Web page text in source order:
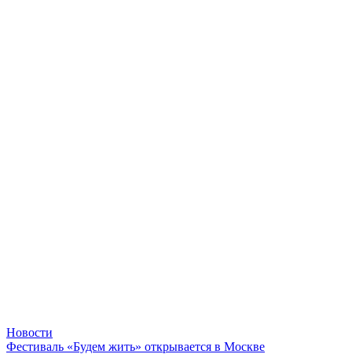
Новости
Фестиваль «Будем жить» открывается в Москве